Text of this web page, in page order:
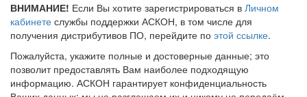
ВНИМАНИЕ! Если Вы хотите зарегистрироваться в Личном
кабинете службы поддержки АСКОН, в том числе для
получения дистрибутивов ПО, перейдите по этой ссылке.
Пожалуйста, укажите полные и достоверные данные; это
позволит предоставлять Вам наиболее подходящую
информацию. АСКОН гарантирует конфиденциальность